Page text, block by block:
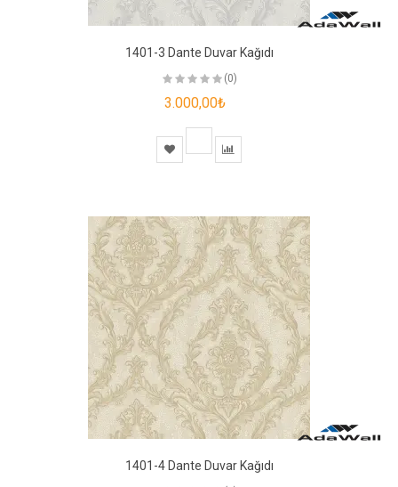
1401-3 Dante Duvar Kağıdı
(0)
3.000,00₺
1401-4 Dante Duvar Kağıdı